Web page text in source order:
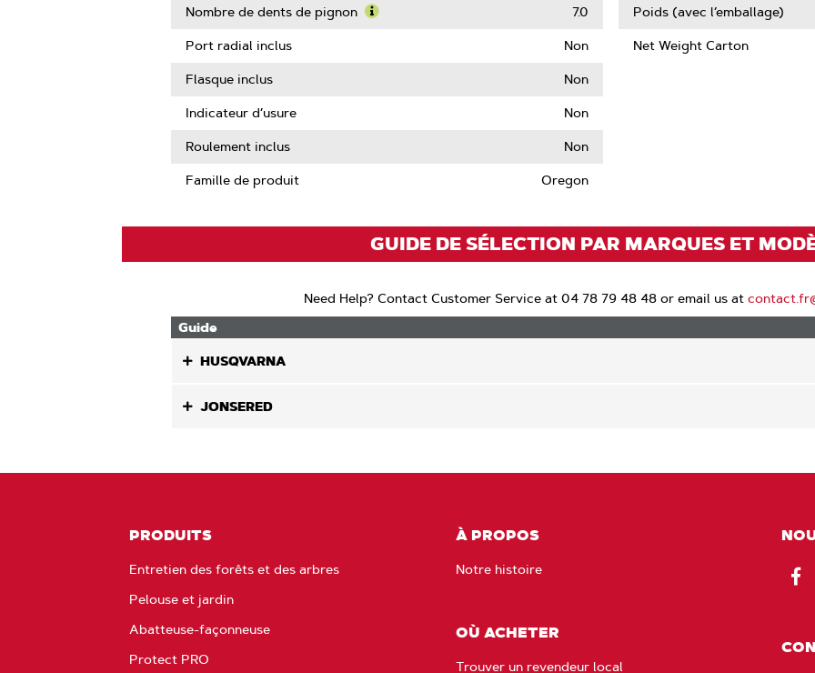
More
Pas
Nombre de dents de pignon 7.0
Port radial inclus Non
Flasque inclus Non
Indicateur d’usure Non
Roulement inclus Non
Famille de produit Oregon
Poids (avec l’emballage)
Net Weight Carton
GUIDE DE SÉLECTION PAR MARQUES ET
Need Help? Contact Customer Service at 04 78 79 48 48 or email us at
Guide
HUSQVARNA
JONSERED
PRODUITS
Entretien des forêts et des arbres
Pelouse et jardin
Abatteuse-façonneuse
Protect PRO
À PROPOS
Notre histoire
OÙ ACHETER
Trouver un revendeur local